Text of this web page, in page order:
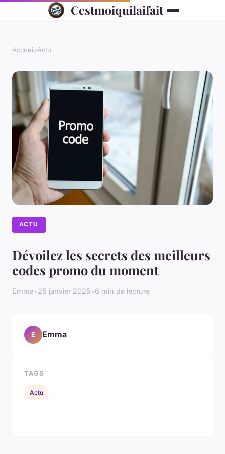
Cestmoiquilaifait
Accueil›Actu
ACTU
Dévoilez les secrets des meilleurs
codes promo du moment
Emma•25 janvier 2025•6 min de lecture
E Emma
TAGS
Actu